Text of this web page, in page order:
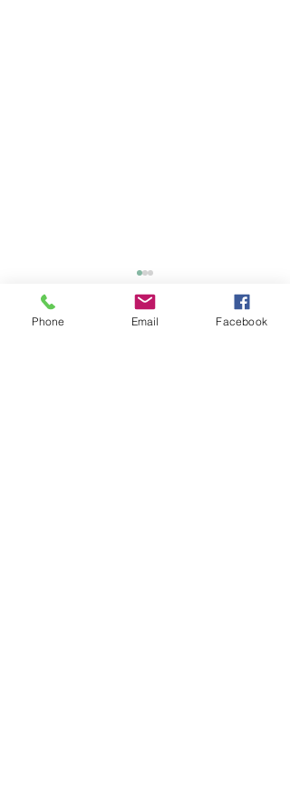
Phone Email Facebook